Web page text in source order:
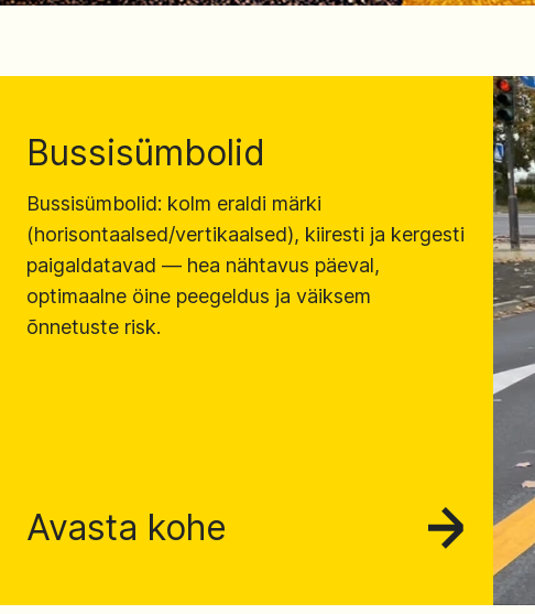
Bussisümbolid
Bussisümbolid: kolm eraldi märki
(horisontaalsed/vertikaalsed), kiiresti ja kergesti
paigaldatavad — hea nähtavus päeval,
optimaalne öine peegeldus ja väiksem
õnnetuste risk.
Avasta kohe